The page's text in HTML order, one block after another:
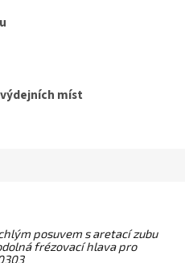
míst
posuvem s aretací zubu
frézovací hlava pro